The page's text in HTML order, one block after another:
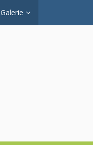
Galerie